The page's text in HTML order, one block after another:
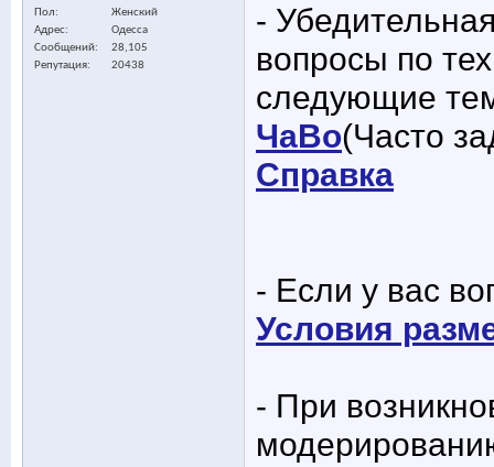
Пол
Женский
Адрес
Одесса
Сообщений
28,105
Репутация
20438
-
вопросы по
следующие
ЧаВо(Часто
Справка
- Если у вас
Условия
- При